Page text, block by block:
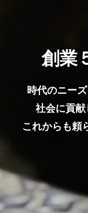
創業
時代のニー
社会に貢献
これからも頼